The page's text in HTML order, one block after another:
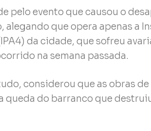
pelo evento que causou o
alegando que opera apenas a
da cidade, que sofreu
na semana passada.
considerou que as obras
queda do barranco que